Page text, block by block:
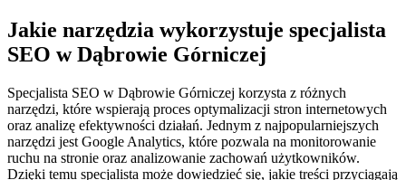
Jakie narzędzia wykorzystuje specjalista
SEO w Dąbrowie Górniczej
Specjalista SEO w Dąbrowie Górniczej korzysta z różnych
narzędzi, które wspierają proces optymalizacji stron internetowych
oraz analizę efektywności działań. Jednym z najpopularniejszych
narzędzi jest Google Analytics, które pozwala na monitorowanie
ruchu na stronie oraz analizowanie zachowań użytkowników.
Dzięki temu specjalista może dowiedzieć się, jakie treści przyciągają